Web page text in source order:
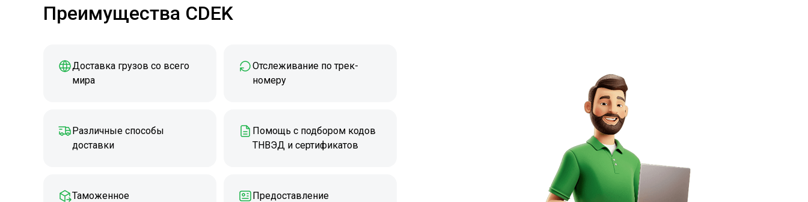
Преимущества CDEK
Доставка грузов со всего
мира
Отслеживание по трек-
номеру
Различные способы
доставки
Помощь с подбором кодов
ТНВЭД и сертификатов
Таможенное
Предоставление